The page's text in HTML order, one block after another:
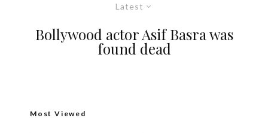
Latest
Bollywood actor Asif Basra was
found dead
Most Viewed